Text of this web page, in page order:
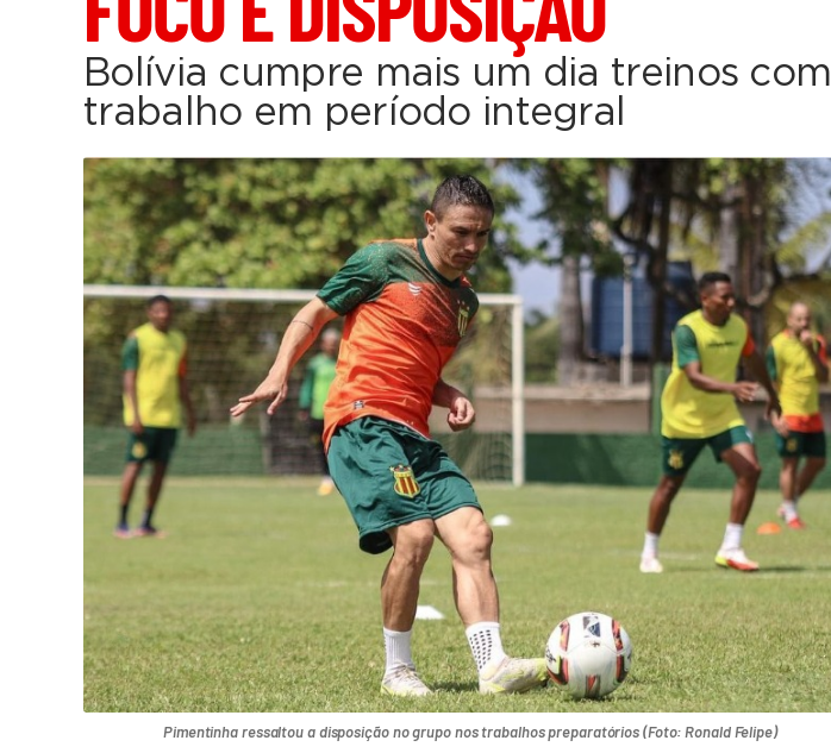
Bolívia cumpre mais um dia treinos com
trabalho em período integral
Pimentinha ressaltou a disposição no grupo nos trabalhos preparatórios (Foto: Ronald Felipe)